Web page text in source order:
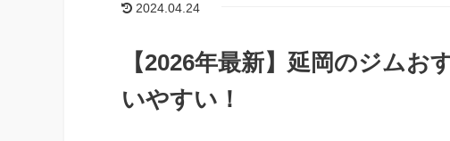
2024.04.24
【2026年最新】延岡のジム
いやすい！